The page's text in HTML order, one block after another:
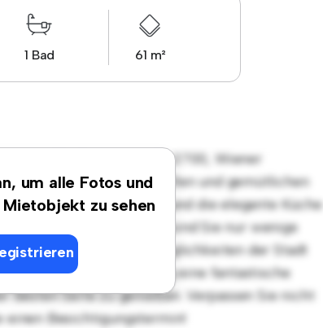
1 Bad 61 m²
um alle Fotos und
zu sehen
in Niederösterreich, 2700, Wiener
bietet einen stilvollen und gemütlichen
sich perfekt für Gäste, und die elegante Küche
der erstklassigen Lage sind Sie nur wenige
und Unterhaltungsmöglichkeiten der Stadt
720 ist diese Wohnung eine fantastische
besten Seite zu genießen. Verpassen Sie nicht
Besichtigungstermin!